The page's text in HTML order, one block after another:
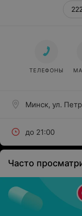
Минск, ул.
до 21:00
ТЕЛЕФОНЫ
Часто